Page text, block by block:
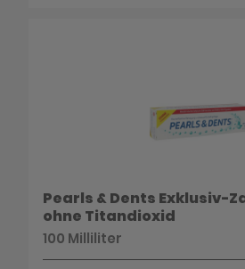
Pearls & Dents Exklusiv-
ohne Titandioxid
100 Milliliter